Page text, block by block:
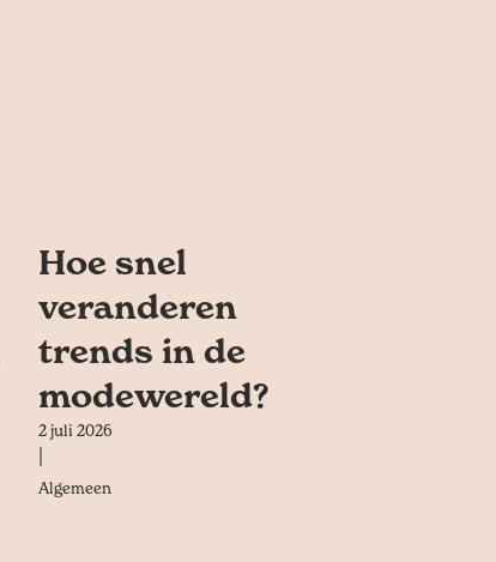
Hoe snel
veranderen
trends in de
modewereld?
2 juli 2026
Algemeen